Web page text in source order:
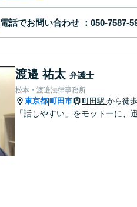
電話でお問い合わせ
渡邉 祐太 弁護士
松本・渡邉法律事務所
東京都|町田市 町田駅 から徒
「話しやすい」をモットーに、